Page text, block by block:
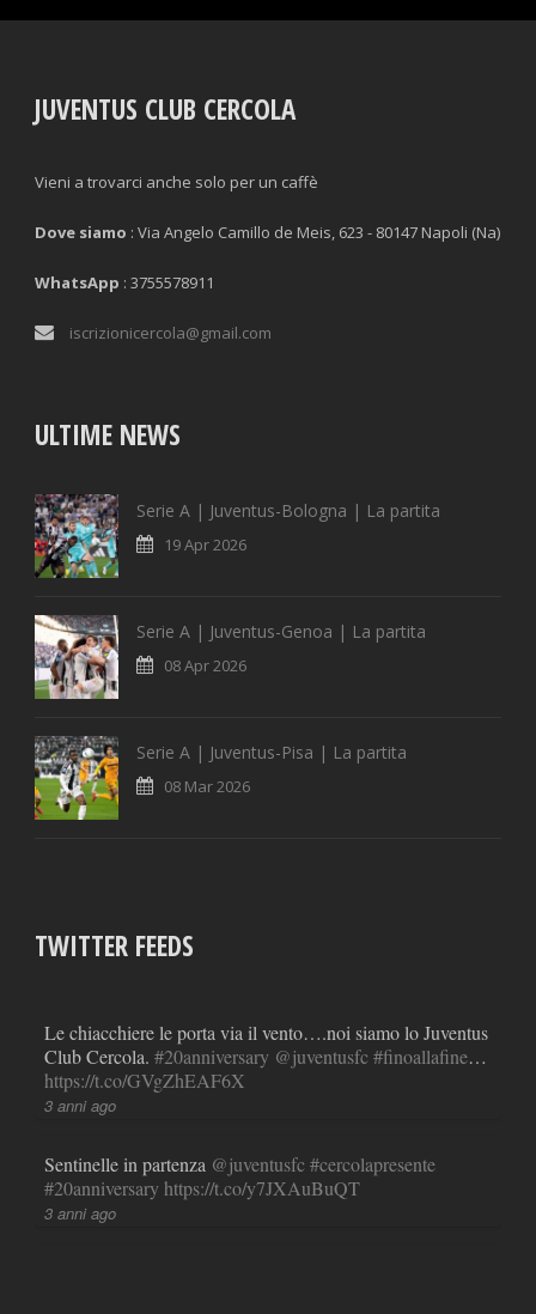
JUVENTUS CLUB CERCOLA
Vieni a trovarci anche solo per un caffè
Dove siamo : Via Angelo Camillo de Meis, 623 - 80147 Napoli (Na)
WhatsApp : 3755578911
iscrizionicercola@gmail.com
ULTIME NEWS
Serie A | Juventus-Bologna | La partita
19 Apr 2026
Serie A | Juventus-Genoa | La partita
08 Apr 2026
Serie A | Juventus-Pisa | La partita
08 Mar 2026
TWITTER FEEDS
Le chiacchiere le porta via il vento….noi siamo lo Juventus
Club Cercola. #20anniversary @juventusfc#finoallafine…
https://t.co/GVgZhEAF6X
3 anni ago
Sentinelle in partenza @juventusfc#cercolapresente
#20anniversary https://t.co/y7JXAuBuQT
3 anni ago